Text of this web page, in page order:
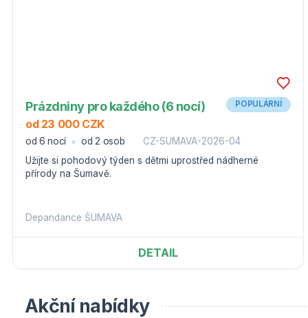
Prázdniny pro každého (6 nocí)
od 23 000 CZK
POPULÁRNÍ
od 6 nocí od 2 osob
CZ-SUMAVA-2026-04
Užijte si pohodový týden s dětmi uprostřed nádherné
přírody na Šumavě.
Depandance ŠUMAVA
DETAIL
Akční nabídky